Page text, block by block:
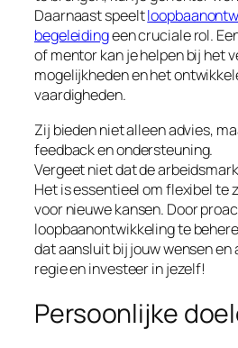
Daarnaast speelt
begeleidingeen cruciale rol.
of mentor kan je helpen bij het
mogelijkheden en het
vaardigheden.
Zij bieden niet alleen advies,
feedback en ondersteuning.
Vergeet niet dat de
Het is essentieel om flexibel te
voor nieuwe kansen. Door
loopbaanontwikkeling te
dat aansluit bij jouw wensen en
regie en investeer in jezelf!
Persoonlijke